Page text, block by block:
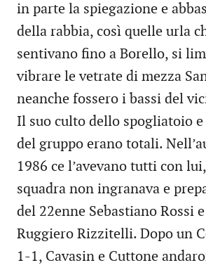
in parte la spiegazione e
della rabbia, così quelle urla
sentivano fino a Borello, si
vibrare le vetrate di mezza
neanche fossero i bassi del
Il suo culto dello spogliatoio
del gruppo erano totali.
1986 ce l’avevano tutti con
squadra non ingranava e
del 22enne Sebastiano Rossi
Ruggiero Rizzitelli. Dopo un
1-1, Cavasin e Cuttone